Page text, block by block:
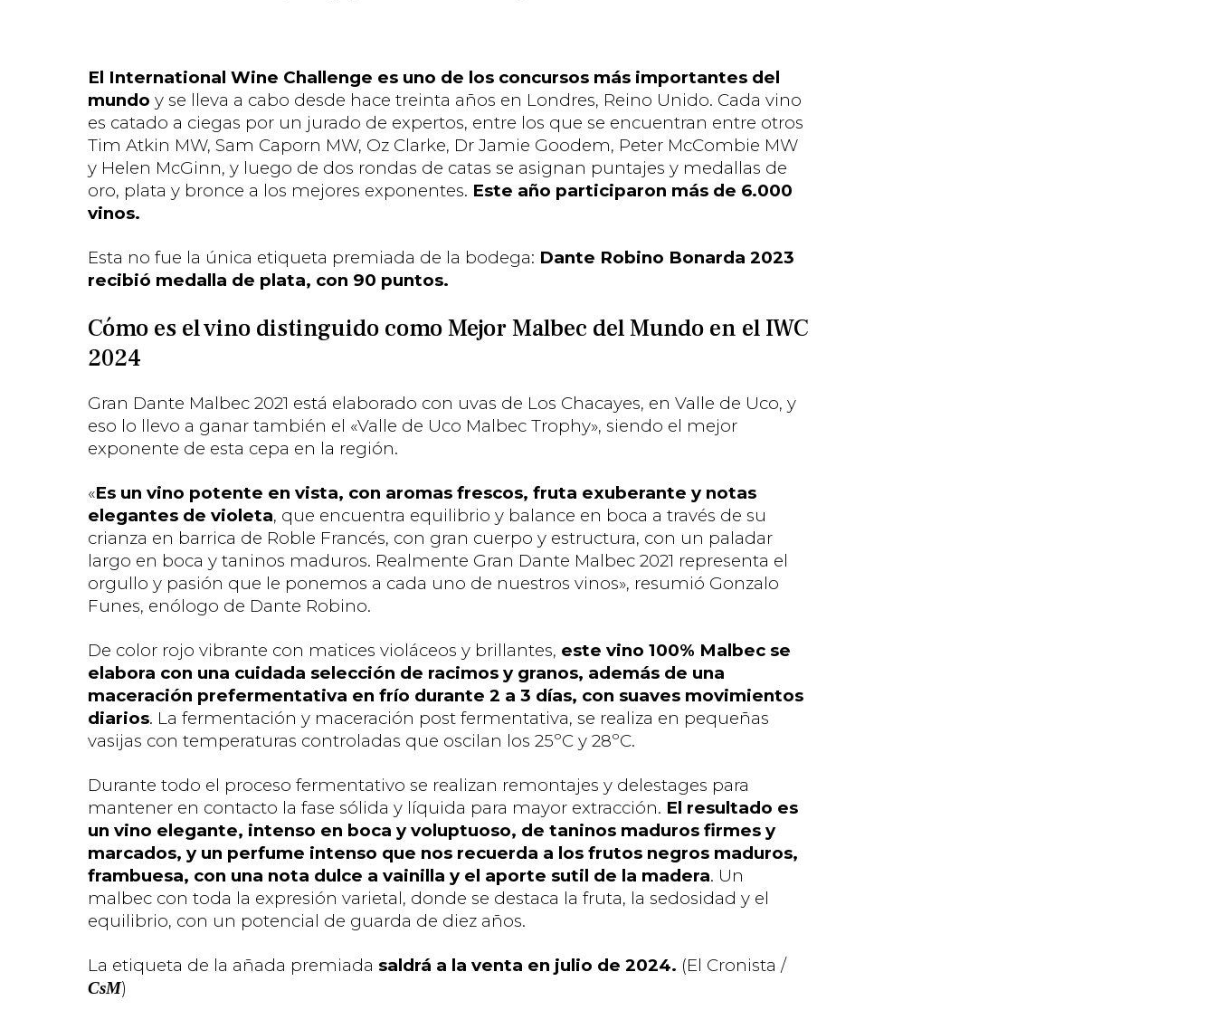
El International Wine Challenge es uno de los concursos más importantes del
mundo y se lleva a cabo desde hace treinta años en Londres, Reino Unido. Cada vino
es catado a ciegas por un jurado de expertos, entre los que se encuentran entre otros
Tim Atkin MW, Sam Caporn MW, Oz Clarke, Dr Jamie Goodem, Peter McCombie MW
y Helen McGinn, y luego de dos rondas de catas se asignan puntajes y medallas de
oro, plata y bronce a los mejores exponentes. Este año participaron más de 6.000
vinos.
Esta no fue la única etiqueta premiada de la bodega: Dante Robino Bonarda 2023
recibió medalla de plata, con 90 puntos.
Cómo es el vino distinguido como Mejor Malbec del Mundo en el IWC
2024
Gran Dante Malbec 2021 está elaborado con uvas de Los Chacayes, en Valle de Uco, y
eso lo llevo a ganar también el «Valle de Uco Malbec Trophy», siendo el mejor
exponente de esta cepa en la región.
«Es un vino potente en vista, con aromas frescos, fruta exuberante y notas
elegantes de violeta, que encuentra equilibrio y balance en boca a través de su
crianza en barrica de Roble Francés, con gran cuerpo y estructura, con un paladar
largo en boca y taninos maduros. Realmente Gran Dante Malbec 2021 representa el
orgullo y pasión que le ponemos a cada uno de nuestros vinos», resumió Gonzalo
Funes, enólogo de Dante Robino.
De color rojo vibrante con matices violáceos y brillantes, este vino 100% Malbec se
elabora con una cuidada selección de racimos y granos, además de una
maceración prefermentativa en frío durante 2 a 3 días, con suaves movimientos
diarios. La fermentación y maceración post fermentativa, se realiza en pequeñas
vasijas con temperaturas controladas que oscilan los 25ºC y 28ºC.
Durante todo el proceso fermentativo se realizan remontajes y delestages para
mantener en contacto la fase sólida y líquida para mayor extracción. El resultado es
un vino elegante, intenso en boca y voluptuoso, de taninos maduros firmes y
marcados, y un perfume intenso que nos recuerda a los frutos negros maduros,
frambuesa, con una nota dulce a vainilla y el aporte sutil de la madera. Un
malbec con toda la expresión varietal, donde se destaca la fruta, la sedosidad y el
equilibrio, con un potencial de guarda de diez años.
La etiqueta de la añada premiada saldrá a la venta en julio de 2024. (El Cronista /
CsM)